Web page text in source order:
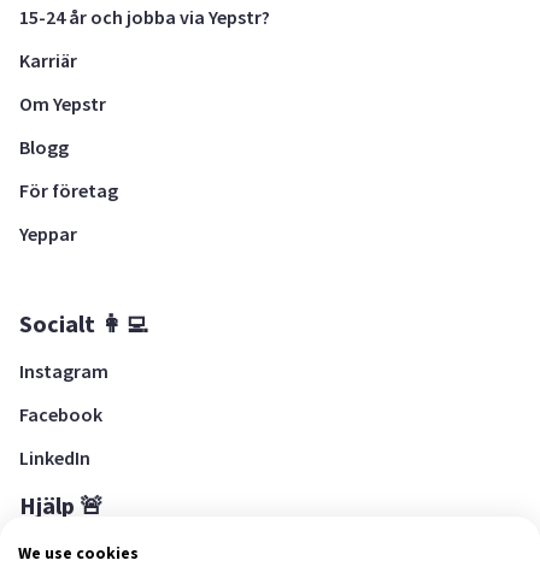
15-24 år och jobba via Yepstr?
Karriär
Om Yepstr
Blogg
För företag
Yeppar
Socialt 👩‍💻
Instagram
Facebook
LinkedIn
Hjälp 🚨
Hjälpcenter
We use cookies